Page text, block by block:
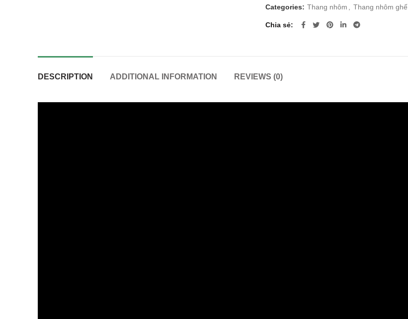
Categories: Thang nhôm Thang nhôm ghế
Chia sẻ
DESCRIPTION ADDITIONAL INFORMATION REVIEWS (0)